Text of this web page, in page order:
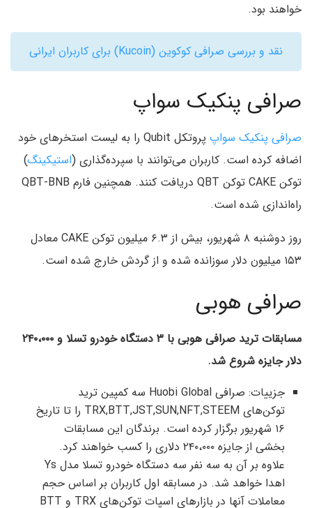
خواهند بود.
نقد و بررسی صرافی کوکوین (Kucoin) برای کاربران ایرانی
صرافی پنکیک سواپ
صرافی پنکیک سواپ
پروتکل Qubit را به لیست استخرهای خود
اضافه کرده است. کاربران می‌توانند با سپرده‌گذاری (استیکینگ)
توکن CAKE توکن QBT دریافت کنند. همچنین فارم QBT-BNB
راه‌اندازی شده است.
روز دوشنبه ۸ شهریور، بیش از ۶.۳ میلیون توکن CAKE معادل
۱۵۳ میلیون دلار سوزانده شده و از گردش خارج شده است.
صرافی هوبی
مسابقات ترید صرافی هوبی با ۳ دستگاه خودرو تسلا و ۲۴۰،۰۰۰
دلار جایزه شروع شد.
جزییات: صرافی Huobi Global سه کمپین ترید
توکن‌های TRX,BTT,JST,SUN,NFT,STEEM را تا تاریخ
۱۶ شهریور برگزار کرده است. برندگان این مسابقات
بخشی از جایزه ۲۴۰،۰۰۰ دلاری را کسب خواهند کرد.
علاوه بر آن به سه نفر سه دستگاه خودرو تسلا مدل Ys
اهدا خواهد شد. در مسابقه اول کاربران بر اساس حجم
معاملات آنها در بازارهای اسپات توکن‌های TRX و BTT